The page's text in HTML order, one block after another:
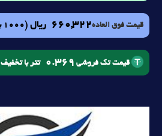
قیمت فوق العاده660,322 ریال (1000 به بالا)
قیمت تک فروشی 0.369 تتر با تخفیف